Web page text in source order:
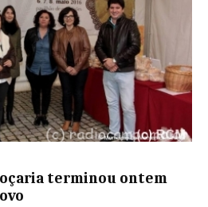
terminou ontem